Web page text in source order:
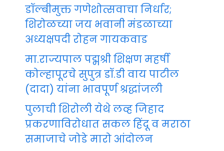
डॉल्बीमुक्त गणेशोत्सवाचा निर्धार;
शिरोळच्या जय भवानी मंडळाच्या
अध्यक्षपदी रोहन गायकवाड
मा.राज्यपाल पद्मश्री शिक्षण महर्षी
कोल्हापूरचे सुपुत्र डॉ.डी वाय पाटील
(दादा) यांना भावपूर्ण श्रद्धांजली
पुलाची शिरोली येथे लव्ह जिहाद
प्रकरणाविरोधात सकल हिंदू व मराठा
समाजाचे जोडे मारो आंदोलन